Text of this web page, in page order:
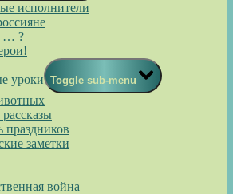
исполнители
… ?
уроки Toggle sub-menu
праздников
заметки
война